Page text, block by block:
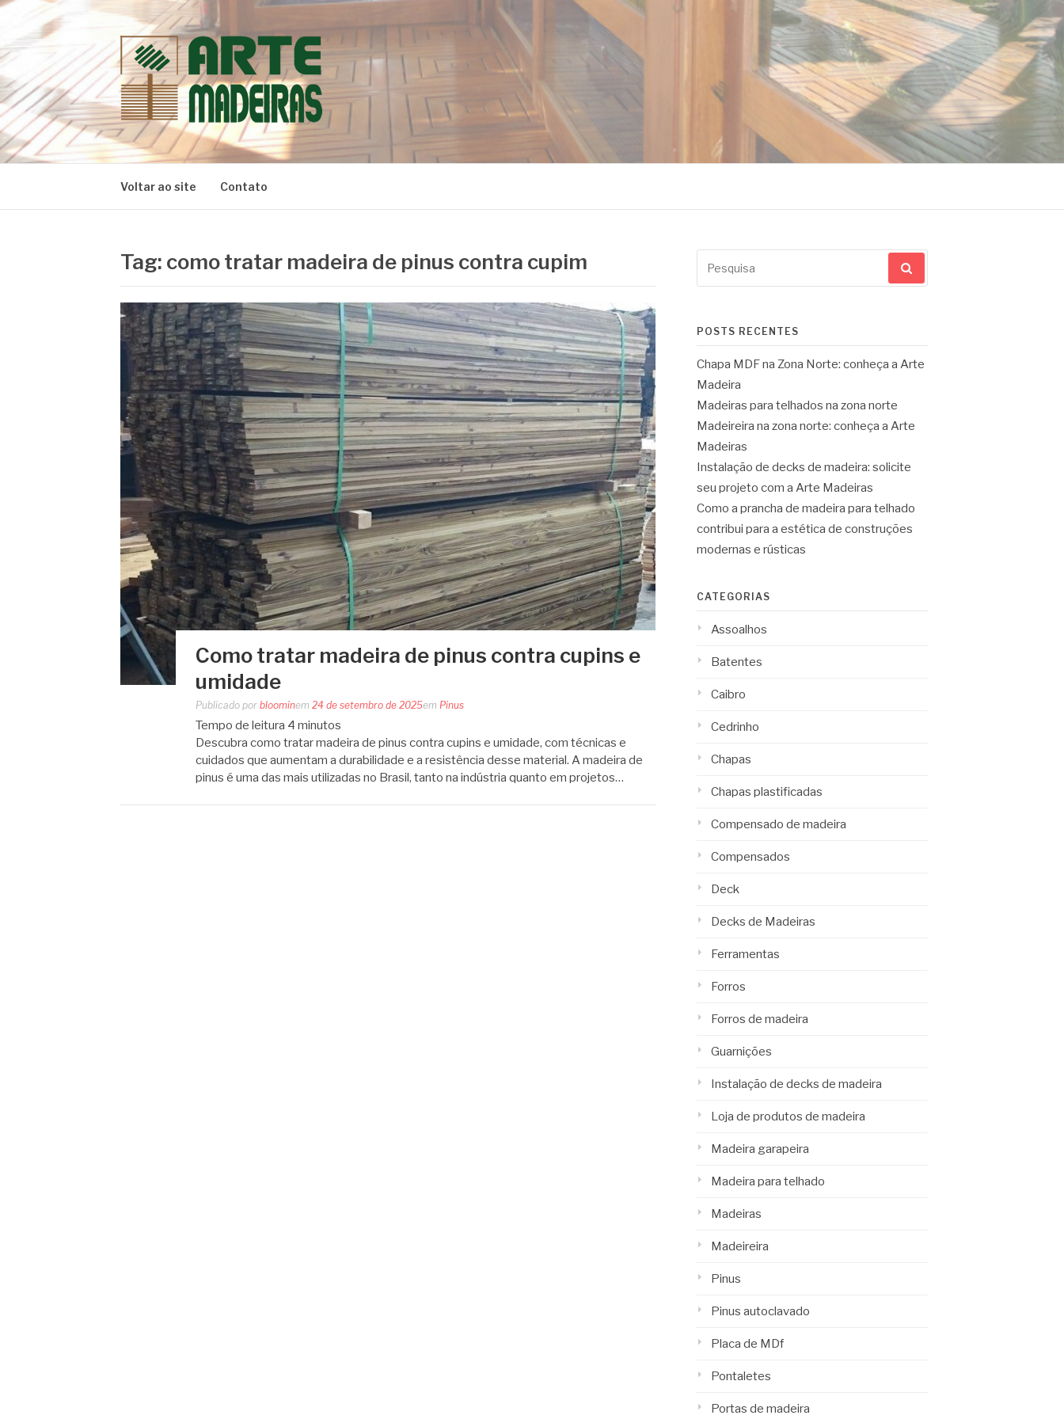
Pular
conteúdo
BLOG | ARTE MADEIRAS
Dicas e Novidades sobre Madeiras
Voltar ao site Contato
Tag: como tratar madeira de pinus contra cupim
Como tratar madeira de pinus contra cupins e
umidade
Publicado por bloominem 24 de setembro de 2025em Pinus
Tempo de leitura 4 minutos
Descubra como tratar madeira de pinus contra cupins e umidade, com técnicas e
cuidados que aumentam a durabilidade e a resistência desse material. A madeira de
pinus é uma das mais utilizadas no Brasil, tanto na indústria quanto em projetos…
por:
POSTS RECENTES
Chapa MDF na Zona Norte: conheça a Arte
Madeira
Madeiras para telhados na zona norte
Madeireira na zona norte: conheça a Arte
Madeiras
Instalação de decks de madeira: solicite
seu projeto com a Arte Madeiras
Como a prancha de madeira para telhado
contribui para a estética de construções
modernas e rústicas
CATEGORIAS
Assoalhos
Batentes
Caibro
Cedrinho
Chapas
Chapas plastificadas
Compensado de madeira
Compensados
Deck
Decks de Madeiras
Ferramentas
Forros
Forros de madeira
Guarnições
Instalação de decks de madeira
Loja de produtos de madeira
Madeira garapeira
Madeira para telhado
Madeiras
Madeireira
Pinus
Pinus autoclavado
Placa de MDf
Pontaletes
Portas de madeira